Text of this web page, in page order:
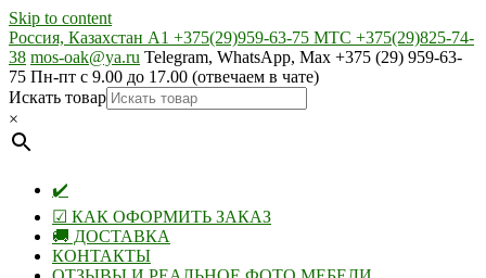
Skip to content
Россия, Казахстан А1 +375(29)959-63-75 МТС +375(29)825-74-
38 mos-oak@ya.ru Telegram, WhatsApp, Max +375 (29) 959-63-
75 Пн-пт с 9.00 до 17.00 (отвечаем в чате)
Искать товар
×
✔️
☑ КАК ОФОРМИТЬ ЗАКАЗ
🚚 ДОСТАВКА
КОНТАКТЫ